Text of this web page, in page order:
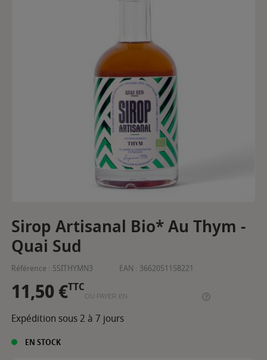
Sirop Artisanal Bio* Au Thym -
Quai Sud
Référence : 5SITHYMN3 EAN : 3662051158221
11,50 €TTC
OU PAYER EN
Expédition sous 2 à 7 jours
EN STOCK